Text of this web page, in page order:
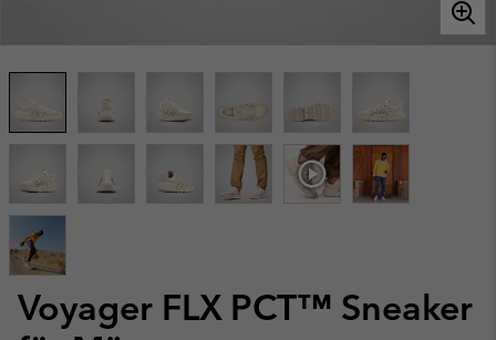
Voyager FLX PCT™ Sneaker